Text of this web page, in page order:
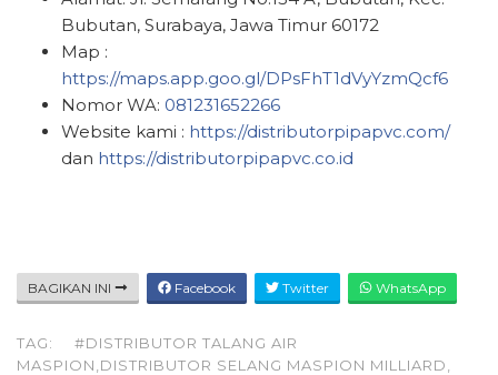
Bubutan, Surabaya, Jawa Timur 60172
Map :
https://maps.app.goo.gl/DPsFhT1dVyYzmQcf6
Nomor WA: 081231652266
Website kami : https://distributorpipapvc.com/
dan https://distributorpipapvc.co.id
BAGIKAN INI Facebook Twitter WhatsApp
TAG:
#DISTRIBUTOR TALANG AIR
MASPION,DISTRIBUTOR SELANG MASPION MILLIARD,